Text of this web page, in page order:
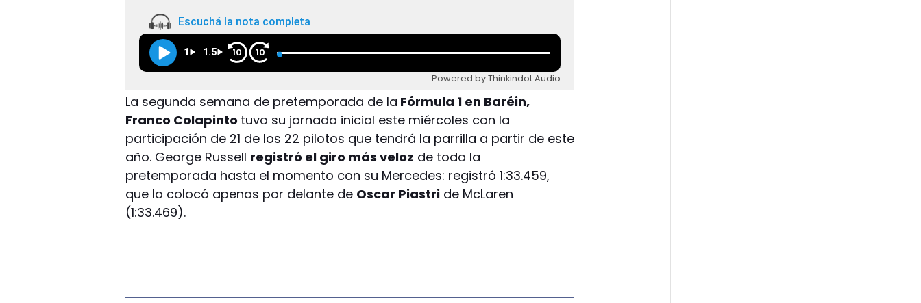
Escuchá la nota completa
1 1.5 10 10
Powered by Thinkindot Audio
La segunda semana de pretemporada de la Fórmula 1 en Baréin,
Franco Colapinto tuvo su jornada inicial este miércoles con la
participación de 21 de los 22 pilotos que tendrá la parrilla a partir de este
año. George Russell registró el giro más veloz de toda la
pretemporada hasta el momento con su Mercedes: registró 1:33.459,
que lo colocó apenas por delante de Oscar Piastri de McLaren
(1:33.469).